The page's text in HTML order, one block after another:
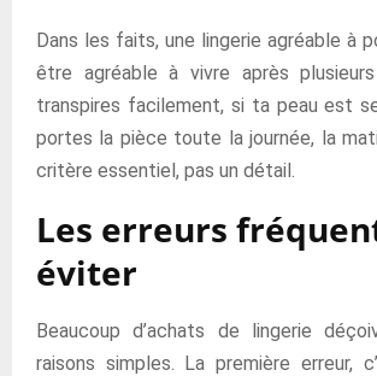
Dans les faits, une lingerie agréable à
être agréable à vivre après
transpires facilement, si ta peau est
portes la pièce toute la journée, la
critère essentiel, pas un détail.
Les erreurs
éviter
Beaucoup d’achats de lingerie
raisons simples. La première erreur,